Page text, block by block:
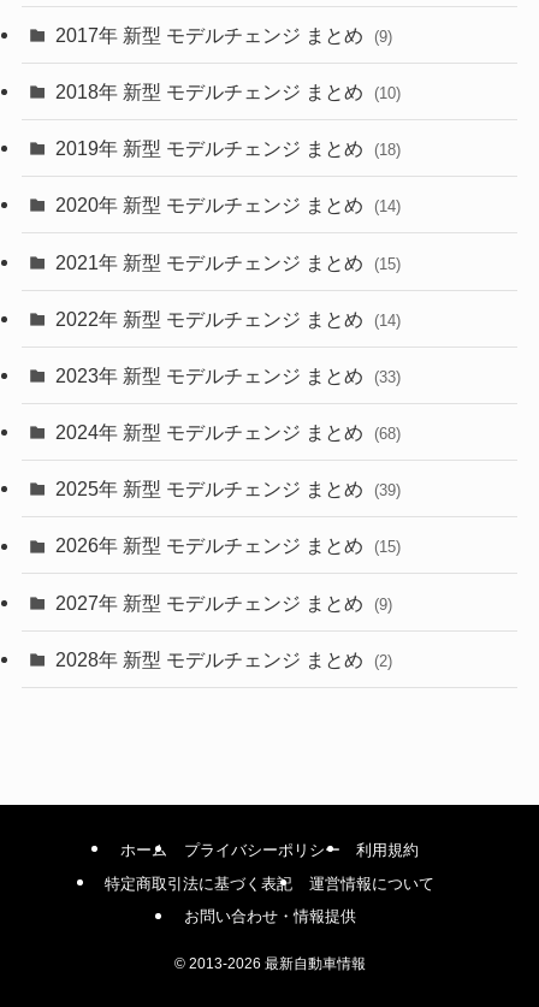
(30)
(27)
(10)
(35)
(10)
(9)
(22)
(4)
(9)
(4)
(1)
2017年 新型 モデルチェンジ まとめ (9)
2018年 新型 モデルチェンジ まとめ (10)
2019年 新型 モデルチェンジ まとめ (18)
2020年 新型 モデルチェンジ まとめ (14)
2021年 新型 モデルチェンジ まとめ (15)
2022年 新型 モデルチェンジ まとめ (14)
2023年 新型 モデルチェンジ まとめ (33)
2024年 新型 モデルチェンジ まとめ (68)
2025年 新型 モデルチェンジ まとめ (39)
2026年 新型 モデルチェンジ まとめ (15)
2027年 新型 モデルチェンジ まとめ (9)
2028年 新型 モデルチェンジ まとめ (2)
ホーム プライバシーポリシー
利用規約
特定商取引法に基づく表記
運営情報について
お問い合わせ・情報提供
©2013-2026 最新自動車情報